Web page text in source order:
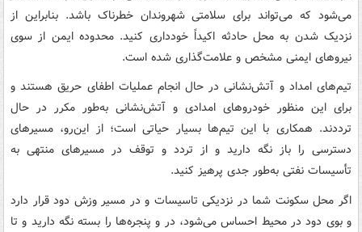
می‌شود که می‌تواند برای سلامتی شهروندان خطرناک باشد. بنابراین از
نزدیک شدن به محل حادثه اکیداً خودداری کنید. محدوده ایمن از سوی
نیروهای ایمنی مشخص و علامت‌گذاری شده است.
تیم‌های امداد و آتش‌نشانی در حال انجام عملیات اطفای حریق هستند و
برای این منظور خودروهای امدادی و آتش‌نشانی به‌طور مکرر در حال
ترددند. همکاری با این تیم‌ها بسیار حیاتی است؛ از این‌رو، مسیرهای
دسترسی را باز نگه دارید و از تردد و توقف در مسیرهای منتهی به
تأسیسات نفتی به‌طور جدی پرهیز کنید.
اگر محل سکونت شما در نزدیکی تاسیسات و در مسیر وزش دود قرار دارد
و بوی دود در محیط احساس می‌شود، در و پنجره‌ها را بسته نگه دارید و تا